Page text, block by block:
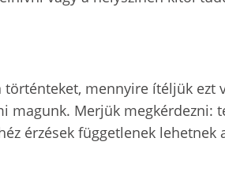
történteket, mennyire ítéljük ezt
magunk. Merjük megkérdezni:
érzések függetlenek lehetnek